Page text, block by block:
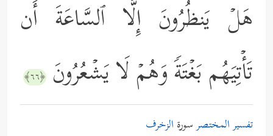
هَلۡ یَنظُرُونَ إِلَّا ٱلسَّاعَةَ أَن
تَأۡتِیَهُم بَغۡتَةࣰ وَهُمۡ لَا یَشۡعُرُونَ ﴿٦٦﴾
تفسير المختصرسورة الزخرف